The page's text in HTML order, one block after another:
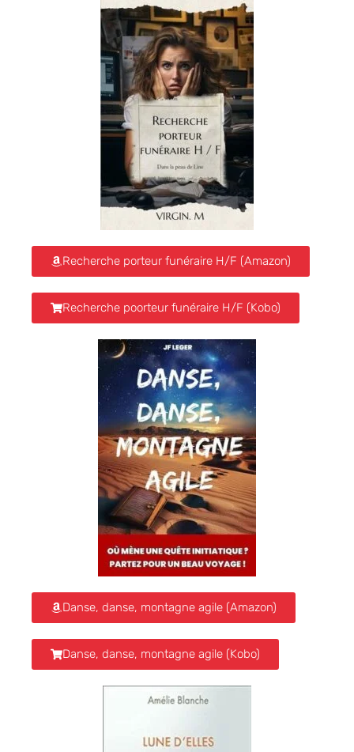
Recherche porteur funéraire H/F (Amazon)
Recherche poorteur funéraire H/F (Kobo)
Danse, danse, montagne agile (Amazon)
Danse, danse, montagne agile (Kobo)